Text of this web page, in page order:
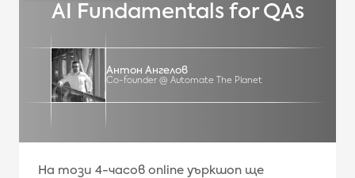
AI Fundamentals for QAs
Антон Ангелов
Co-founder @ Automate The Planet
На този 4-часов online уъркшоп ще